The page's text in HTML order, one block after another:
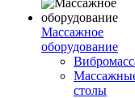
Массажное
оборудование
столы